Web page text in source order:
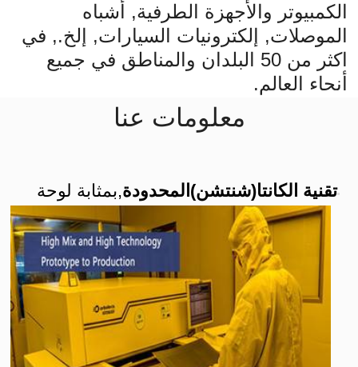
الكمبيوتر والأجهزة الطرفية, أشباه
الموصلات, إلكترونيات السيارات, إلخ., في
اكثر من 50 البلدان والمناطق في جميع
أنحاء العالم.
معلومات عنا
تقنية الكانتا(شنتشن)المحدودة,بمثابة لوحة